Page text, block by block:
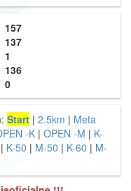
157
137
1
136
0
Start | 2.5km | Meta
-K | OPEN -M | K-
| K-50 | M-50 | K-60 | M-